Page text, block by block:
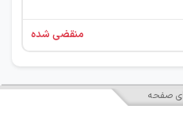
منقضی شده
صفحه